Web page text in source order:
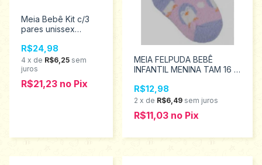
Meia Bebê Kit c/3
pares unissex
R$24,98
4 x de R$6,25 sem
juros
R$21,23 no Pix
MEIA FELPUDA BEBÊ
INFANTIL MENINA TAM 16 A
R$12,98
2 x de R$6,49 sem juros
R$11,03 no Pix